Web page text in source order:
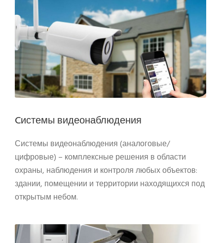
Cистемы видеонаблюдения
Системы видеонаблюдения (аналоговые/
цифровые) – комплексные решения в области
охраны, наблюдения и контроля любых объектов:
здании, помещении и территории находящихся под
открытым небом.